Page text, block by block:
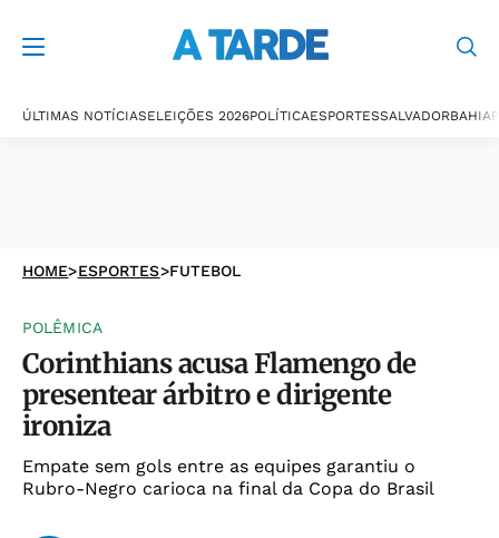
ÚLTIMAS NOTÍCIASELEIÇÕES 2026POLÍTICAESPORTESSALVADORBAHIA
HOME>ESPORTES>FUTEBOL
POLÊMICA
Corinthians acusa Flamengo de
presentear árbitro e dirigente
ironiza
Empate sem gols entre as equipes garantiu o
Rubro-Negro carioca na final da Copa do Brasil